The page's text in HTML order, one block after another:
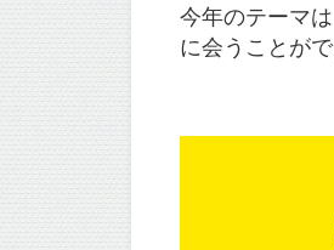
今年のテーマ
に会うことがで